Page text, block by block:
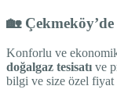
🏡
Konforlu ve
doğalgaz tesisatı ve
bilgi ve size özel